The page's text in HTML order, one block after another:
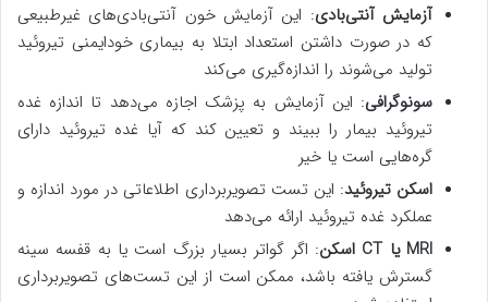
آزمایش آنتی‌بادی: این آزمایش خون آنتی‌بادی‌های غیرطبیعی
که در صورت داشتن استعداد ابتلا به بیماری خودایمنی تیروئید
تولید می‌شوند را اندازه‌گیری می‌کند
سونوگرافی: این آزمایش به پزشک اجازه می‌دهد تا اندازه غده
تیروئید بیمار را ببیند و تعیین کند که آیا غده تیروئید دارای
گره‌هایی است یا خیر
اسکن تیروئید: این تست تصویربرداری اطلاعاتی در مورد اندازه و
عملکرد غده تیروئید ارائه می‌دهد
MRI یا CT اسکن
: اگر گواتر بسیار بزرگ است یا به قفسه سینه
گسترش یافته باشد، ممکن است از این تست‌های تصویربرداری